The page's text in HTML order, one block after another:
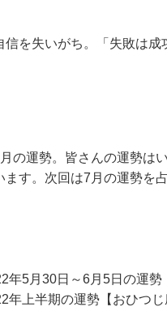
を失いがち。「失敗は成
の運勢。皆さんの運勢は
す。次回は7月の運勢を
年5月30日～6月5日の運勢
年上半期の運勢【おひつじ